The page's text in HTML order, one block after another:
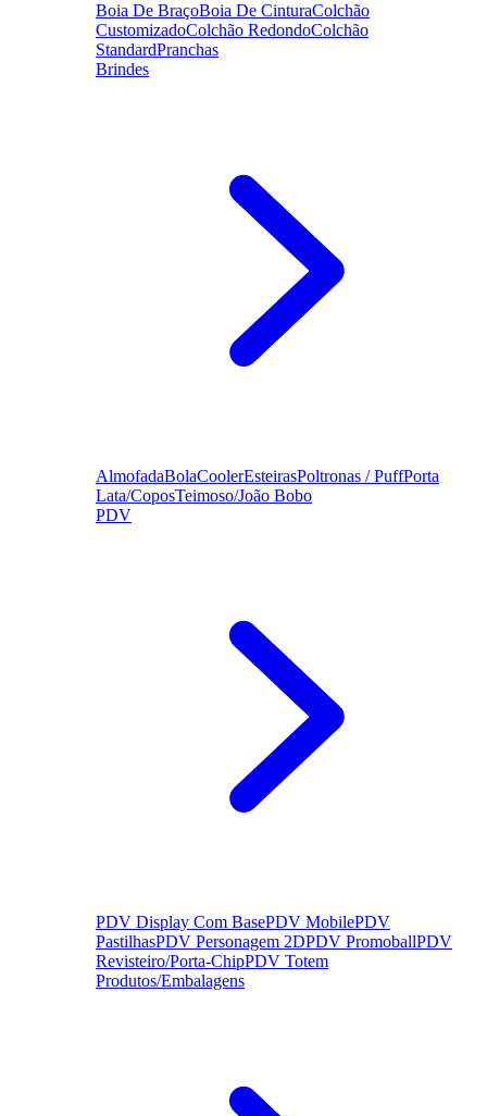
Boia De BraçoBoia De CinturaColchão
CustomizadoColchão RedondoColchão
StandardPranchas
Brindes
AlmofadaBolaCoolerEsteirasPoltronas / PuffPorta
Lata/CoposTeimoso/João Bobo
PDV
PDV Display Com BasePDV MobilePDV
PastilhasPDV Personagem 2DPDV PromoballPDV
Revisteiro/Porta-ChipPDV Totem
Produtos/Embalagens